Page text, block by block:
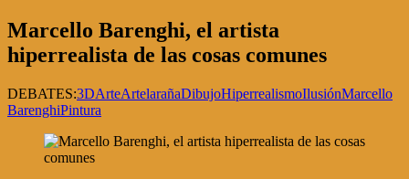
Marcello Barenghi, el artista
hiperrealista de las cosas comunes
DEBATES:3DArteArtelarañaDibujoHiperrealismoIlusiónMarcello
BarenghiPintura